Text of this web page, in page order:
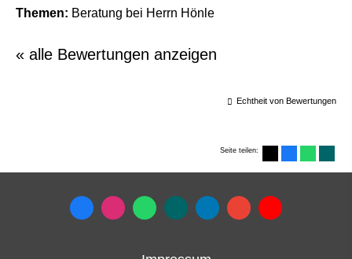
Themen: Beratung bei Herrn Hönle
« alle Bewertungen anzeigen
Echtheit von Bewertungen
Seite teilen: